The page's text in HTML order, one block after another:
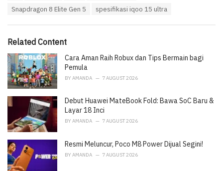
i
s
:
Snapdragon 8 Elite Gen 5
spesifikasi iqoo 15 ultra
Related Content
Cara Aman Raih Robux dan Tips Bermain bagi
Pemula
BY AMANDA 7 AUGUST 2026
Debut Huawei MateBook Fold: Bawa SoC Baru &
Layar 18 Inci
BY AMANDA 7 AUGUST 2026
Resmi Meluncur, Poco M8 Power Dijual Segini!
BY AMANDA 7 AUGUST 2026